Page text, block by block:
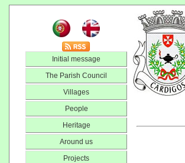
Initial message
The Parish Council
Villages
People
Heritage
Around us
Projects